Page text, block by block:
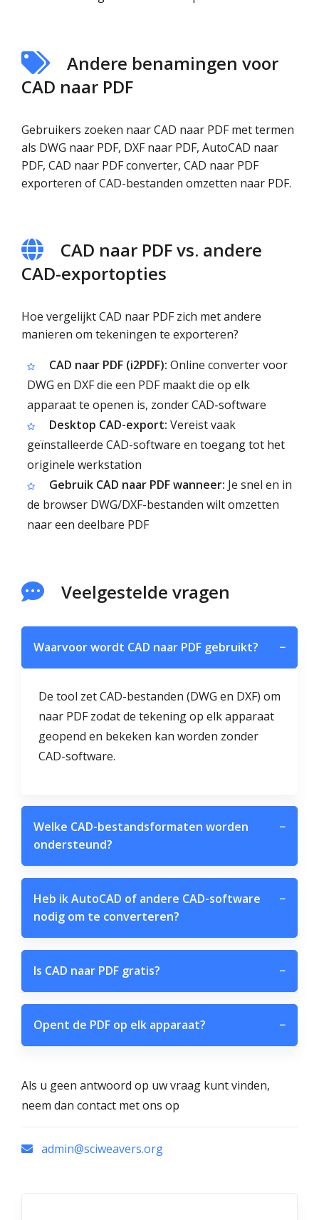
Andere benamingen voor
CAD naar PDF
Gebruikers zoeken naar CAD naar PDF met termen
als DWG naar PDF, DXF naar PDF, AutoCAD naar
PDF, CAD naar PDF converter, CAD naar PDF
exporteren of CAD-bestanden omzetten naar PDF.
CAD naar PDF vs. andere
CAD-exportopties
Hoe vergelijkt CAD naar PDF zich met andere
manieren om tekeningen te exporteren?
CAD naar PDF (i2PDF): Online converter voor
DWG en DXF die een PDF maakt die op elk
apparaat te openen is, zonder CAD-software
Desktop CAD-export: Vereist vaak
geïnstalleerde CAD-software en toegang tot het
originele werkstation
Gebruik CAD naar PDF wanneer: Je snel en in
de browser DWG/DXF-bestanden wilt omzetten
naar een deelbare PDF
Veelgestelde vragen
Waarvoor wordt CAD naar PDF gebruikt? −
De tool zet CAD-bestanden (DWG en DXF) om
naar PDF zodat de tekening op elk apparaat
geopend en bekeken kan worden zonder
CAD-software.
Welke CAD-bestandsformaten worden
ondersteund?
−
Heb ik AutoCAD of andere CAD-software
nodig om te converteren?
−
Is CAD naar PDF gratis? −
Opent de PDF op elk apparaat? −
Als u geen antwoord op uw vraag kunt vinden,
neem dan contact met ons op
admin@sciweavers.org